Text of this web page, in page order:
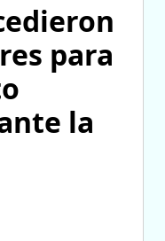
para
la